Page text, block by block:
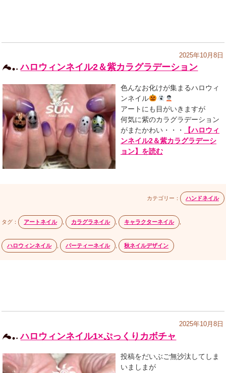
2025年10月8日
ハロウィンネイル2＆紫カラグラデーション
色んなお化けが集まるハロウィ
ンネイル
アートにも目がいきますが
何気に紫のカラグラデーション
がまたかわい・・・
【ハロウィ
ンネイル2＆紫カラグラデーシ
ョン】を読む
カテゴリー： ハンドネイル
タグ： アートネイル カラグラネイル キャラクターネイル
ハロウィンネイル パーティーネイル 秋ネイルデザイン
2025年10月8日
ハロウィンネイル1×ぷっくりカボチャ
投稿をだいぶご無沙汰してしま
いましまが